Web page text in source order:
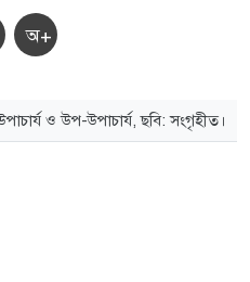
অ+
ও উপ-উপাচার্য, ছবি: সংগৃহীত।